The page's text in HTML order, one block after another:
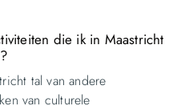
die ik in Maastricht
tal van andere
van culturele